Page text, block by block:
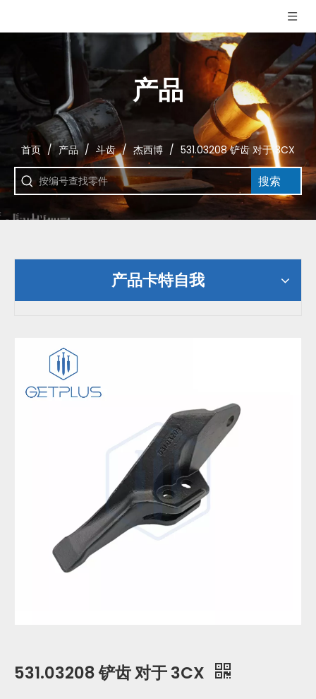
产品
首页 / 产品 / 斗齿 / 杰西博 / 531.03208 铲齿 对于 3CX
搜索
产品卡特自我
531.03208 铲齿 对于 3CX